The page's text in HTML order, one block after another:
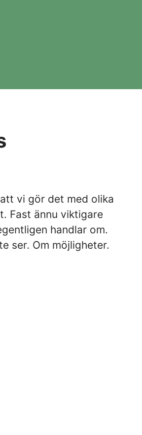
vi gör det med olika
Fast ännu viktigare
handlar om.
ser. Om möjligheter.